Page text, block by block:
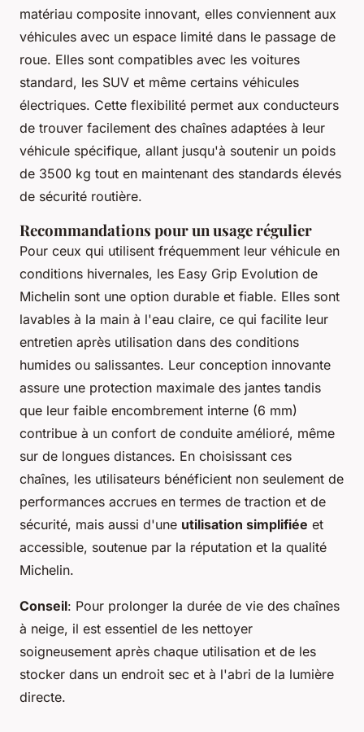
matériau composite innovant, elles conviennent aux
véhicules avec un espace limité dans le passage de
roue. Elles sont compatibles avec les voitures
standard, les SUV et même certains véhicules
électriques. Cette flexibilité permet aux conducteurs
de trouver facilement des chaînes adaptées à leur
véhicule spécifique, allant jusqu'à soutenir un poids
de 3500 kg tout en maintenant des standards élevés
de sécurité routière.
Recommandations pour un usage régulier
Pour ceux qui utilisent fréquemment leur véhicule en
conditions hivernales, les Easy Grip Evolution de
Michelin sont une option durable et fiable. Elles sont
lavables à la main à l'eau claire, ce qui facilite leur
entretien après utilisation dans des conditions
humides ou salissantes. Leur conception innovante
assure une protection maximale des jantes tandis
que leur faible encombrement interne (6 mm)
contribue à un confort de conduite amélioré, même
sur de longues distances. En choisissant ces
chaînes, les utilisateurs bénéficient non seulement de
performances accrues en termes de traction et de
sécurité, mais aussi d'une utilisation simplifiée et
accessible, soutenue par la réputation et la qualité
Michelin.
Conseil: Pour prolonger la durée de vie des chaînes
à neige, il est essentiel de les nettoyer
soigneusement après chaque utilisation et de les
stocker dans un endroit sec et à l'abri de la lumière
directe.